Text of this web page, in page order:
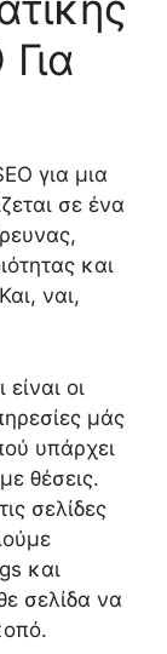
για μια
σε ένα
και
ναι,
οι
μάς
υπάρχει
θέσεις.
σελίδες
και
σελίδα να